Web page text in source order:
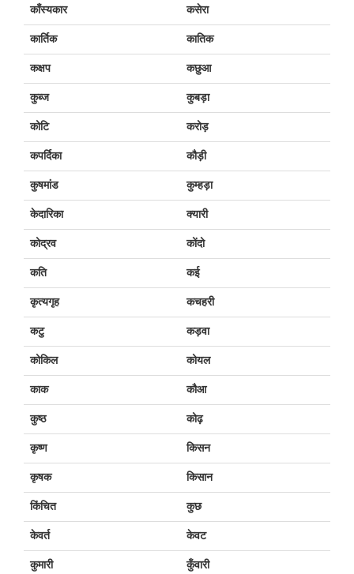
काँस्यकार कसेरा
कार्तिक कातिक
कक्षप कछुआ
कुब्ज कुबड़ा
कोटि करोड़
कपर्दिका कौड़ी
कुषमांड कुम्हड़ा
केदारिका क्यारी
कोद्रव कोंदो
कति कई
कृत्यगृह कचहरी
कटु कड़वा
कोकिल कोयल
काक कौआ
कुष्ठ कोढ़
कृष्ण किसन
कृषक किसान
किंचित कुछ
केवर्त केवट
कुमारी कुँवारी